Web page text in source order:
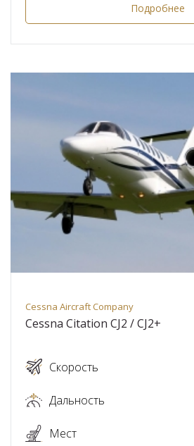
Подробнее
Cessna Aircraft Company
Cessna Citation CJ2 / CJ2+
Скорость
Дальность
Мест